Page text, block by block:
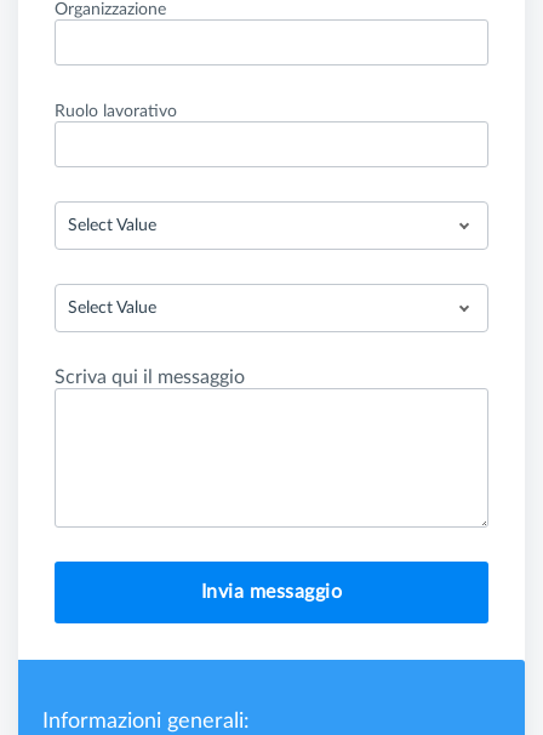
Organizzazione
Ruolo lavorativo
Select Value
Select Value
Scriva qui il messaggio
Invia messaggio
Informazioni generali: